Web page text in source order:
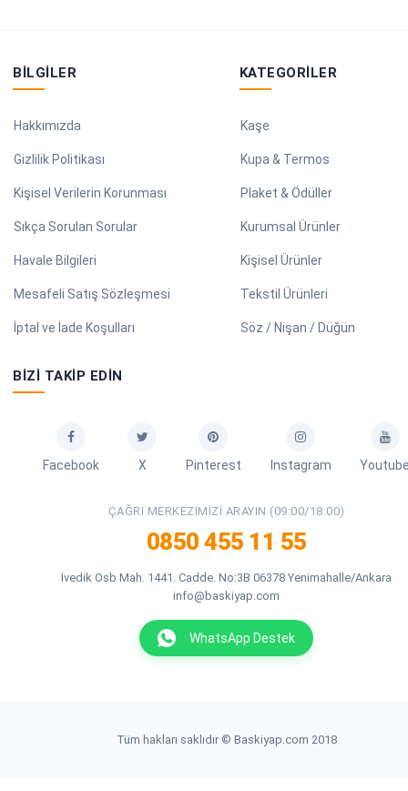
BILGILER
Hakkımızda
Gizlilik Politikası
Kişisel Verilerin Korunması
Sıkça Sorulan Sorular
Havale Bilgileri
Mesafeli Satış Sözleşmesi
İptal ve İade Koşulları
KATEGORILER
Kaşe
Kupa & Termos
Plaket & Ödüller
Kurumsal Ürünler
Kişisel Ürünler
Tekstil Ürünleri
Söz / Nişan / Düğün
BIZI TAKIP EDIN
Facebook X Pinterest Instagram
ÇAĞRI MERKEZIMIZI ARAYIN (09:00/18:00)
0850 455 11 55
İvedik Osb Mah. 1441. Cadde. No:3B 06378 Yenimahalle/Ankara
info@baskiyap.com
WhatsApp Destek
Tüm hakları saklıdır © Baskiyap.com 2018